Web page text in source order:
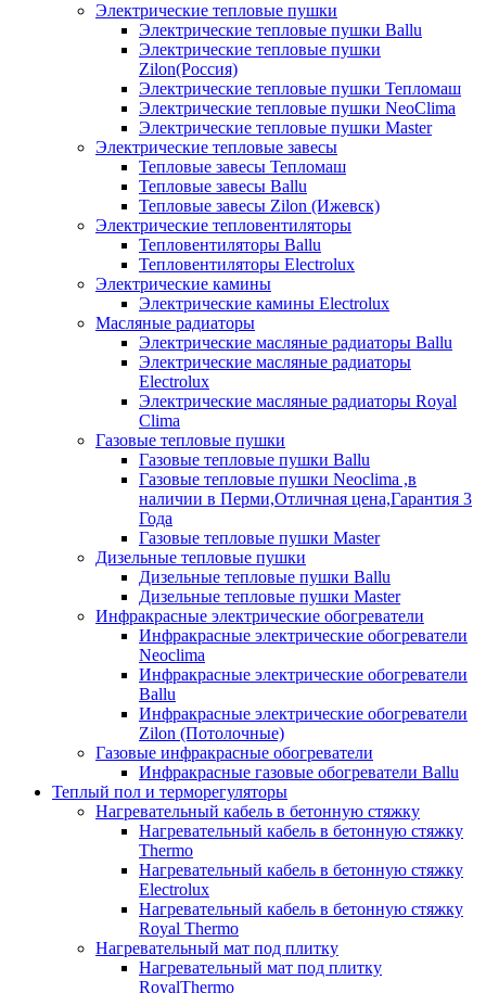
Электрические тепловые пушки
Электрические тепловые пушки Ballu
Электрические тепловые пушки
Zilon(Россия)
Электрические тепловые пушки Тепломаш
Электрические тепловые пушки NeoClima
Электрические тепловые пушки Master
Электрические тепловые завесы
Тепловые завесы Тепломаш
Тепловые завесы Ballu
Тепловые завесы Zilon (Ижевск)
Электрические тепловентиляторы
Тепловентиляторы Ballu
Тепловентиляторы Electrolux
Электрические камины
Электрические камины Electrolux
Масляные радиаторы
Электрические масляные радиаторы Ballu
Электрические масляные радиаторы
Electrolux
Электрические масляные радиаторы Royal
Clima
Газовые тепловые пушки
Газовые тепловые пушки Ballu
Газовые тепловые пушки Neoclima ,в
наличии в Перми,Отличная цена,Гарантия 3
Года
Газовые тепловые пушки Master
Дизельные тепловые пушки
Дизельные тепловые пушки Ballu
Дизельные тепловые пушки Master
Инфракрасные электрические обогреватели
Инфракрасные электрические обогреватели
Neoclima
Инфракрасные электрические обогреватели
Ballu
Инфракрасные электрические обогреватели
Zilon (Потолочные)
Газовые инфракрасные обогреватели
Инфракрасные газовые обогреватели Ballu
Теплый пол и терморегуляторы
Нагревательный кабель в бетонную стяжку
Нагревательный кабель в бетонную стяжку
Thermo
Нагревательный кабель в бетонную стяжку
Electrolux
Нагревательный кабель в бетонную стяжку
Royal Thermo
Нагревательный мат под плитку
Нагревательный мат под плитку
RoyalThermo